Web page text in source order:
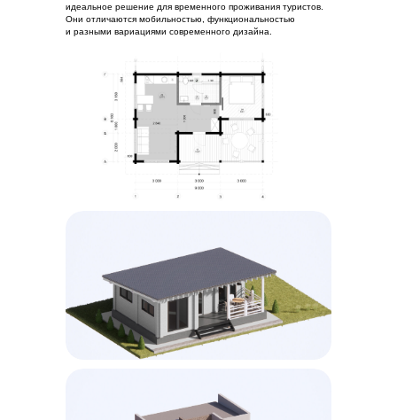
идеальное решение для временного проживания туристов.
Они отличаются мобильностью, функциональностью
и разными вариациями современного дизайна.